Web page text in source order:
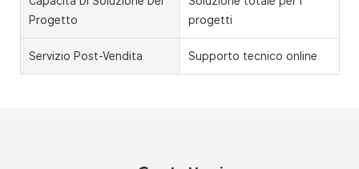
Progetto
progetti
Servizio Post-Vendita Supporto tecnico online